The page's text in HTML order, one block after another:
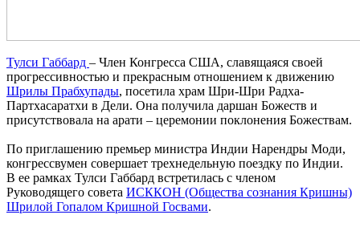
Тулси Габбард – Член Конгресса США, славящаяся своей
прогрессивностью и прекрасным отношением к движению
Шрилы Прабхупады, посетила храм Шри-Шри Радха-
Партхасаратхи в Дели. Она получила даршан Божеств и
присутствовала на арати – церемонии поклонения Божествам.
По приглашению премьер министра Индии Нарендры Моди,
конгрессвумен совершает трехнедельную поездку по Индии.
В ее рамках Тулси Габбард встретилась с членом
Руководящего совета ИСККОН (Общества сознания Кришны)
Шрилой Гопалом Кришной Госвами.